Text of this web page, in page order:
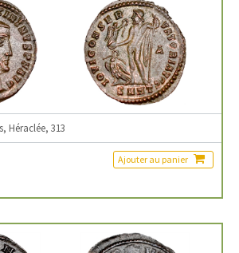
Héraclée, 313
Ajouter au panier